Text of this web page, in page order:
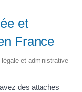
et
France
et administrative
des attaches